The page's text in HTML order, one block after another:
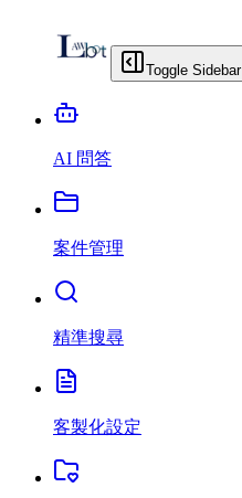
Toggle Sidebar
AI 問答
案件管理
精準搜尋
客製化設定